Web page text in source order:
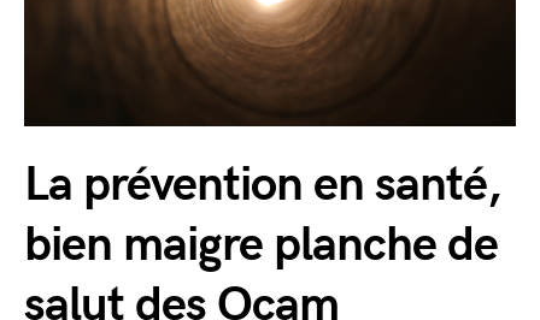
La prévention en santé,
bien maigre planche de
salut des Ocam